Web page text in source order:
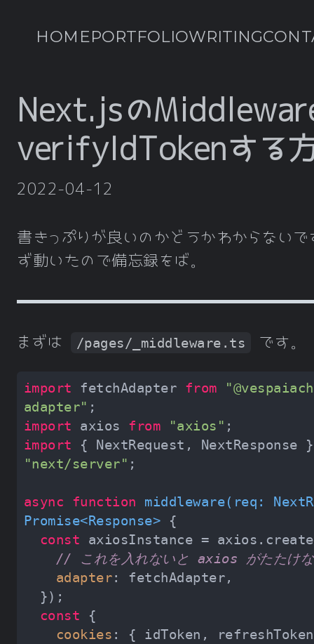
HOMEPORTFOLIOWRITING
Next.jsの
verifyIdTokenする
2022-04-12
書きっぷりが良いのかどうかわからない
ず動いたので備忘録をば。
まずは /pages/_middleware.ts です。
import fetchAdapter from
adapter"
import axios from "axios"
import { NextRequest, NextResponse
"next/server"
async function middleware( req:
Promise<Response>
const
// これを入れないと axios がたたけ
adapter
const
cookies